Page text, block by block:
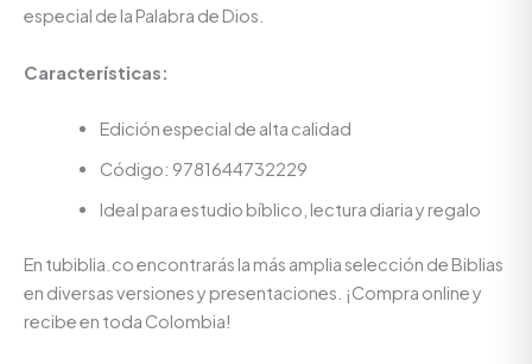
especial de la Palabra de Dios.
Características:
Edición especial de alta calidad
Código: 9781644732229
Ideal para estudio bíblico, lectura diaria y regalo
En tubiblia.co encontrarás la más amplia selección de Biblias
en diversas versiones y presentaciones. ¡Compra online y
recibe en toda Colombia!